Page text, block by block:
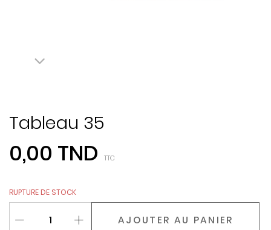
Tableau 35
0,00 TND TTC
RUPTURE DE STOCK
AJOUTER AU PANIER